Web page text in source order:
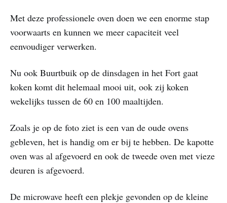
Met deze professionele oven doen we een enorme stap
voorwaarts en kunnen we meer capaciteit veel
eenvoudiger verwerken.
Nu ook Buurtbuik op de dinsdagen in het Fort gaat
koken komt dit helemaal mooi uit, ook zij koken
wekelijks tussen de 60 en 100 maaltijden.
Zoals je op de foto ziet is een van de oude ovens
gebleven, het is handig om er bij te hebben. De kapotte
oven was al afgevoerd en ook de tweede oven met vieze
deuren is afgevoerd.
De microwave heeft een plekje gevonden op de kleine